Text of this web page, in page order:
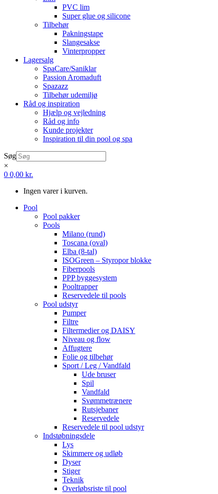
PVC lim
Super glue og silicone
Tilbehør
Pakningstape
Slangesakse
Vinterpropper
Lagersalg
SpaCare/Saniklar
Passion Aromaduft
Spazazz
Tilbehør udemiljø
Råd og inspiration
Hjælp og vejledning
Råd og info
Kunde projekter
Inspiration til din pool og spa
Søg
×
0 0,00 kr.
Ingen varer i kurven.
Pool
Pool pakker
Pools
Milano (rund)
Toscana (oval)
Elba (8-tal)
ISOGreen – Styropor blokke
Fiberpools
PPP byggesystem
Pooltrapper
Reservedele til pools
Pool udstyr
Pumper
Filtre
Filtermedier og DAISY
Niveau og flow
Affugtere
Folie og tilbehør
Sport / Leg / Vandfald
Ude bruser
Spil
Vandfald
Svømmetrænere
Rutsjebaner
Reservedele
Reservedele til pool udstyr
Indstøbningsdele
Lys
Skimmere og udløb
Dyser
Stiger
Teknik
Overløbsriste til pool